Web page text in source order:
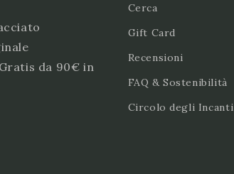
da 90€ in
Cerca
Gift Card
Recensioni
FAQ & Sostenibilità
Circolo degli Incanti